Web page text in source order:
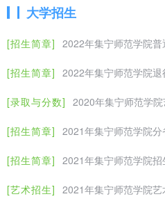
通讯地址：内蒙古自
邮编： 012000
热忱欢迎全区参
育（足球方向）专业
,原标题：2016年集宁师范学院初
大学招生
[招生简章] 2022年集宁师范学院
[招生简章] 2022年集宁师范学院
[录取与分数] 2020年集宁师范学
[招生简章] 2021年集宁师范学院
[招生简章] 2021年集宁师范学院招
[艺术招生] 2021年集宁师范学院